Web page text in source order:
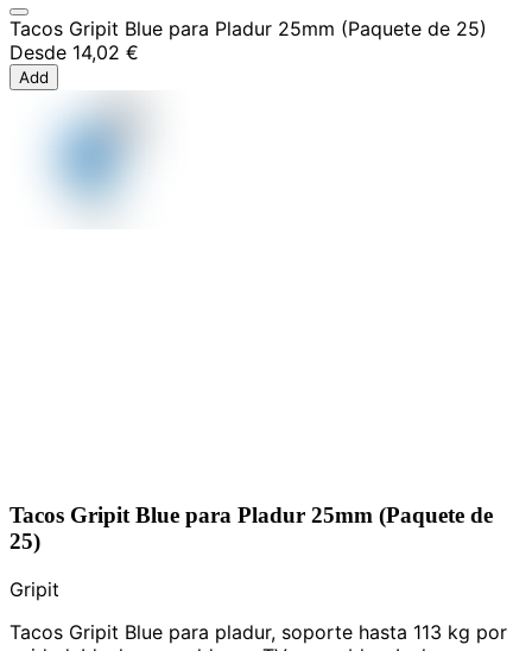
Tacos Gripit Blue para Pladur 25mm (Paquete de 25)
Desde 14,02 €
Add
Tacos Gripit Blue para Pladur 25mm (Paquete de
25)
Gripit
Tacos Gripit Blue para pladur, soporte hasta 113 kg por